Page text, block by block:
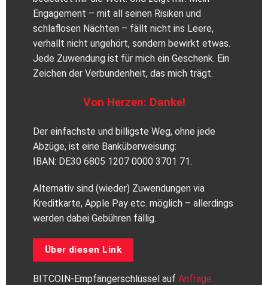
Engagement – mit all seinen Risiken und
schlaflosen Nächten – fällt nicht ins Leere,
verhallt nicht ungehört, sondern bewirkt etwas.
Jede Zuwendung ist für mich ein Geschenk. Ein
Zeichen der Verbundenheit, das mich trägt.
Von Herzen: Danke!
Der einfachste und billigste Weg, ohne jede
Abzüge, ist eine Banküberweisung:
IBAN: DE30 6805 1207 0000 3701 71.
Alternativ sind (wieder) Zuwendungen via
Kreditkarte, Apple Pay etc. möglich – allerdings
werden dabei Gebühren fällig.
Über diesen Link
BITCOIN-Empfängerschlüssel auf Anfrage